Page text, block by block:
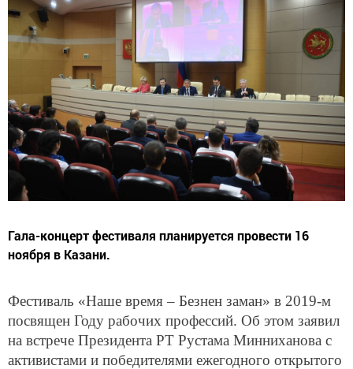
Гала-концерт фестиваля планируется провести 16
ноября в Казани.
Фестиваль «Наше время – Безнен заман» в 2019-м
посвящен Году рабочих профессий. Об этом заявил
на встрече Президента РТ Рустама Минниханова с
активистами и победителями ежегодного открытого